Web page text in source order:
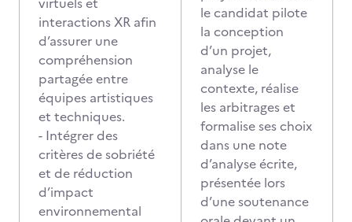
interactions XR afin
d’assurer une
compréhension
partagée entre
équipes artistiques
et techniques.
- Intégrer des
critères de sobriété
et de réduction
d’impact
environnemental
le candidat pilote
la conception
d’un projet,
analyse le
contexte, réalise
les arbitrages et
formalise ses choix
dans une note
d’analyse écrite,
présentée lors
d’une soutenance